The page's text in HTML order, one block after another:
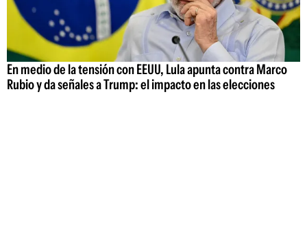
En medio de la tensión con EEUU, Lula apunta contra Marco
Rubio y da señales a Trump: el impacto en las elecciones